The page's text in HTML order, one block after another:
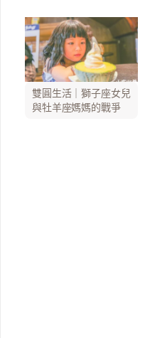
雙圓生活｜獅子座女兒
與牡羊座媽媽的戰爭